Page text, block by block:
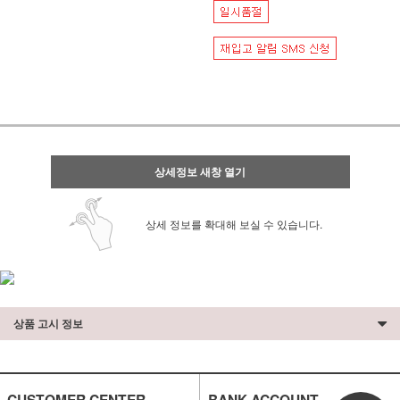
상세정보 새창 열기
상세 정보를 확대해 보실 수 있습니다.
상품 고시 정보